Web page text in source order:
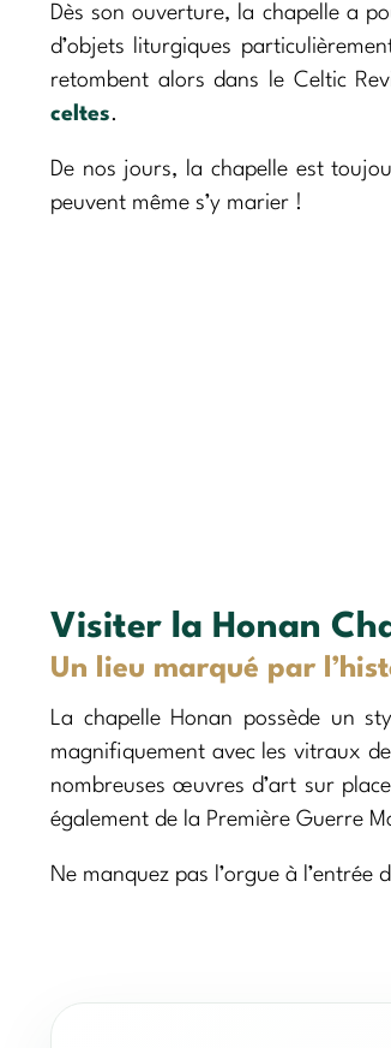
Dès son ouverture, la chapelle a
d’objets liturgiques
retombent alors dans le Celtic
celtes.
De nos jours, la chapelle est
peuvent même s’y marier !
Visiter la Honan
Un lieu marqué par
La chapelle Honan possède un
magnifiquement avec les vitraux
nombreuses œuvres d’art sur
également de la Première Guerre
Ne manquez pas l’orgue à l’entrée